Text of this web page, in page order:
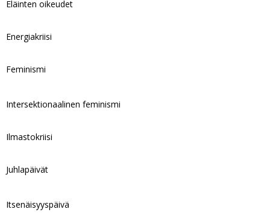
Eläinten oikeudet
Energiakriisi
Feminismi
Intersektionaalinen feminismi
Ilmastokriisi
Juhlapäivät
Itsenäisyyspäivä